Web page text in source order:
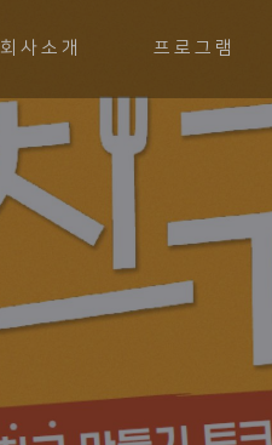
회사소개 프로그램